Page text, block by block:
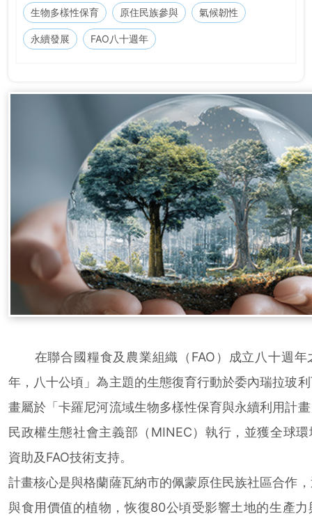
生物多樣性保育 原住民族參與 氣候韌性
永續發展 FAO八十週年
在聯合國糧食及農業組織（FAO）成立八十週年
年，八十公頃」為主題的生態復育行動於委內瑞拉玻
畫屬於「卡羅尼河流域生物多樣性保育與永續利用計
民政權生態社會主義部（MINEC）執行，並獲全球
資助及FAO技術支持。
計畫核心是與格蘭薩瓦納市的佩蒙原住民族社區合作
與食用價值的植物，恢復80公頃受影響土地的生產